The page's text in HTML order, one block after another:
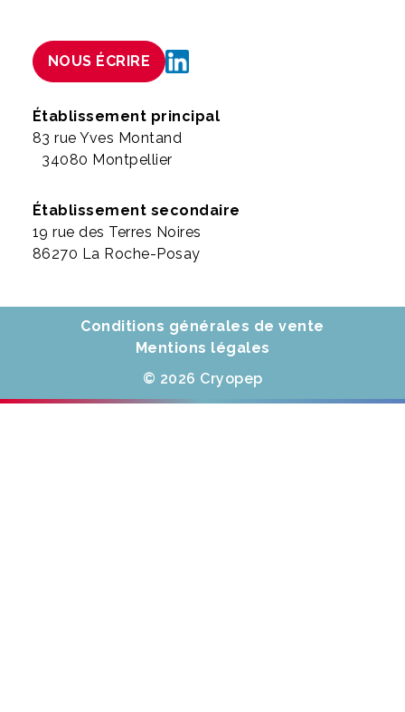
NOUS ÉCRIRE
Établissement principal
83 rue Yves Montand
34080 Montpellier
Établissement secondaire
19 rue des Terres Noires
86270 La Roche-Posay
Conditions générales de vente
Mentions légales
© 2026 Cryopep